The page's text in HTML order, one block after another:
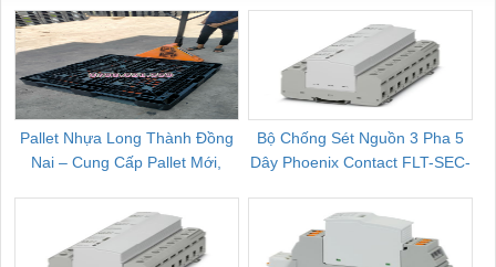
Pallet Nhựa Long Thành Đồng
Nai – Cung Cấp Pallet Mới,
Bộ Chống Sét Nguồn 3 Pha 5
Dây Phoenix Contact FLT-SEC-